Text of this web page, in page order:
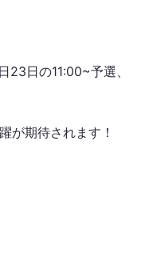
日の11:00~予選、
が期待されます！